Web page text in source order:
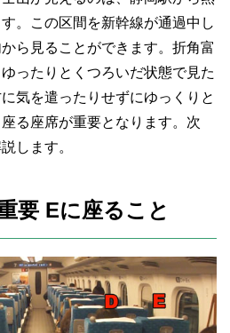
。この区間を新幹線が通過中し
ら見ることができます。折角富
ったりとくつろいだ状態で見た
気を遣ったりせずにゆっくりと
る座席が重要となります。次
します。
要 Eに座ること